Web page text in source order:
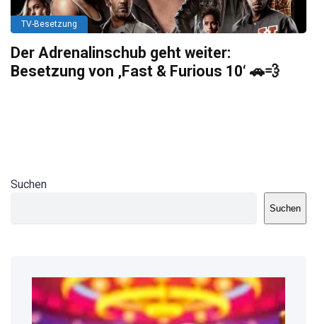
TV-Besetzung
Der Adrenalinschub geht weiter:
Besetzung von ‚Fast & Furious 10‘ 🚗💨
Suchen
Suchen